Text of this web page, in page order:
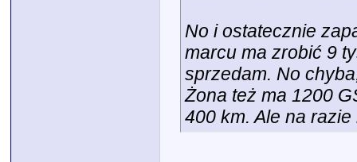
No i ostatecznie
marcu ma zrobić 9
sprzedam. No
Żona też ma 1200
400 km. Ale na